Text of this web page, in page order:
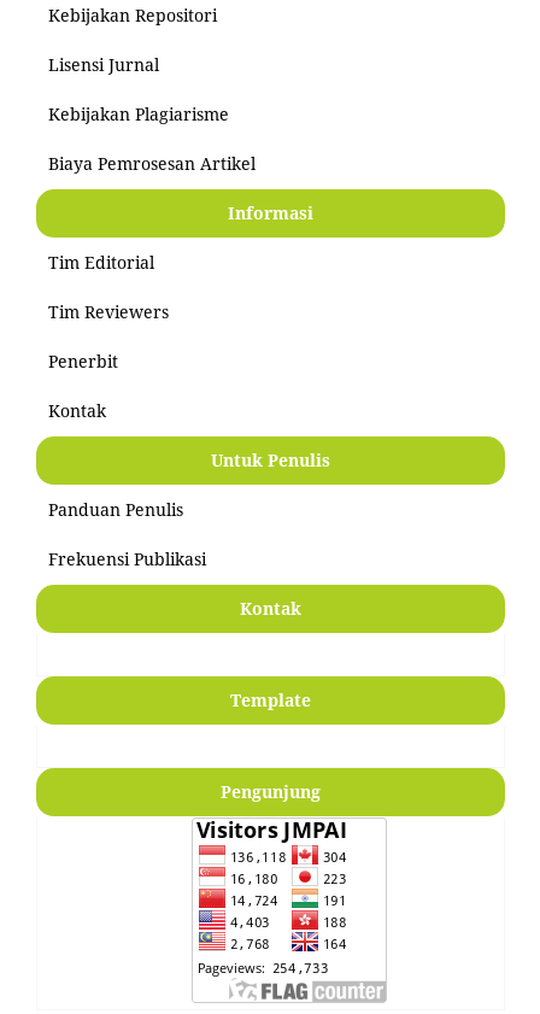
Kebijakan Repositori
Lisensi Jurnal
Kebijakan Plagiarisme
Biaya Pemrosesan Artikel
Informasi
Tim Editorial
Tim Reviewers
Penerbit
Kontak
Untuk Penulis
Panduan Penulis
Frekuensi Publikasi
Kontak
Template
Pengunjung